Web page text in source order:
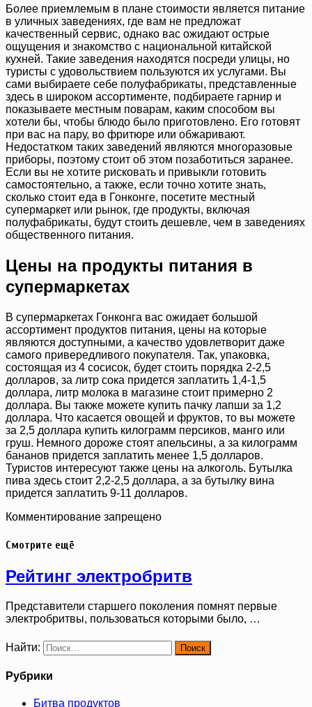
Более приемлемым в плане стоимости является питание
в уличных заведениях, где вам не предложат
качественный сервис, однако вас ожидают острые
ощущения и знакомство с национальной китайской
кухней. Такие заведения находятся посреди улицы, но
туристы с удовольствием пользуются их услугами. Вы
сами выбираете себе полуфабрикаты, представленные
здесь в широком ассортименте, подбираете гарнир и
показываете местным поварам, каким способом вы
хотели бы, чтобы блюдо было приготовлено. Его готовят
при вас на пару, во фритюре или обжаривают.
Недостатком таких заведений являются многоразовые
приборы, поэтому стоит об этом позаботиться заранее.
Если вы не хотите рисковать и привыкли готовить
самостоятельно, а также, если точно хотите знать,
сколько стоит еда в Гонконге, посетите местный
супермаркет или рынок, где продукты, включая
полуфабрикаты, будут стоить дешевле, чем в заведениях
общественного питания.
Цены на продукты питания в
супермаркетах
В супермаркетах Гонконга вас ожидает большой
ассортимент продуктов питания, цены на которые
являются доступными, а качество удовлетворит даже
самого привередливого покупателя. Так, упаковка,
состоящая из 4 сосисок, будет стоить порядка 2-2,5
долларов, за литр сока придется заплатить 1,4-1,5
доллара, литр молока в магазине стоит примерно 2
доллара. Вы также можете купить пачку лапши за 1,2
доллара. Что касается овощей и фруктов, то вы можете
за 2,5 доллара купить килограмм персиков, манго или
груш. Немного дороже стоят апельсины, а за килограмм
бананов придется заплатить менее 1,5 долларов.
Туристов интересуют также цены на алкоголь. Бутылка
пива здесь стоит 2,2-2,5 доллара, а за бутылку вина
придется заплатить 9-11 долларов.
Комментирование запрещено
Смотрите ещё
Рейтинг электробритв
Представители старшего поколения помнят первые
электробритвы, пользоваться которыми было, …
Найти:
Рубрики
Битва продуктов